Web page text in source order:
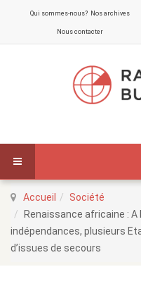
Qui sommes-nous? Nos archives
Nous contacter
Accueil
Société
Renaissance africaine : A
indépendances, plusieurs
d’issues de secours